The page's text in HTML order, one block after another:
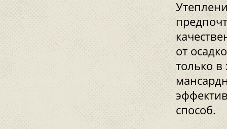
от
только в
способ.